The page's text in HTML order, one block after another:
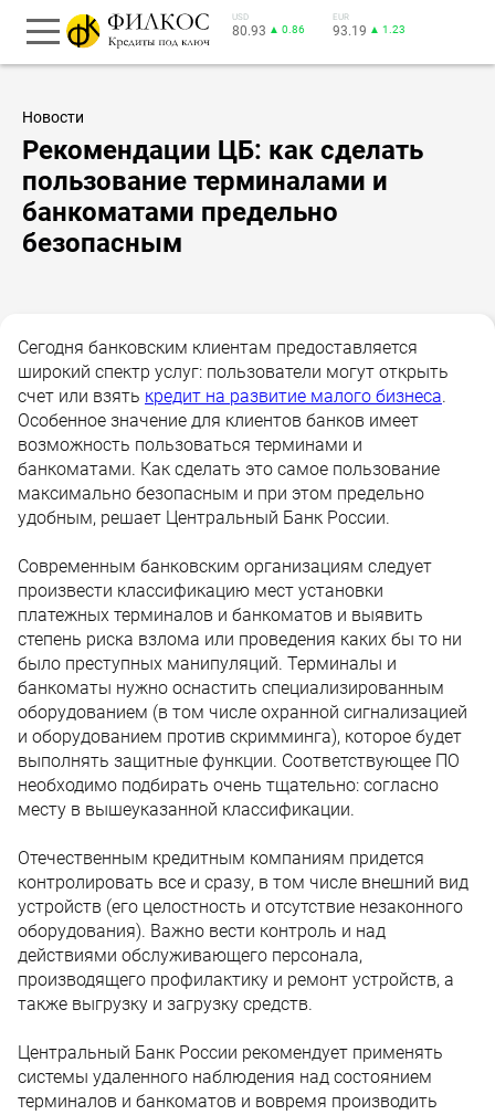
USD
80.93 ▲ 0.86
EUR
93.19 ▲ 1.23
Новости
Рекомендации ЦБ: как сделать
пользование терминалами и
банкоматами предельно
безопасным
Сегодня банковским клиентам предоставляется
широкий спектр услуг: пользователи могут открыть
счет или взять кредит на развитие малого бизнеса.
Особенное значение для клиентов банков имеет
возможность пользоваться терминами и
банкоматами. Как сделать это самое пользование
максимально безопасным и при этом предельно
удобным, решает Центральный Банк России.
Современным банковским организациям следует
произвести классификацию мест установки
платежных терминалов и банкоматов и выявить
степень риска взлома или проведения каких бы то ни
было преступных манипуляций. Терминалы и
банкоматы нужно оснастить специализированным
оборудованием (в том числе охранной сигнализацией
и оборудованием против скримминга), которое будет
выполнять защитные функции. Соответствующее ПО
необходимо подбирать очень тщательно: согласно
месту в вышеуказанной классификации.
Отечественным кредитным компаниям придется
контролировать все и сразу, в том числе внешний вид
устройств (его целостность и отсутствие незаконного
оборудования). Важно вести контроль и над
действиями обслуживающего персонала,
производящего профилактику и ремонт устройств, а
также выгрузку и загрузку средств.
Центральный Банк России рекомендует применять
системы удаленного наблюдения над состоянием
терминалов и банкоматов и вовремя производить